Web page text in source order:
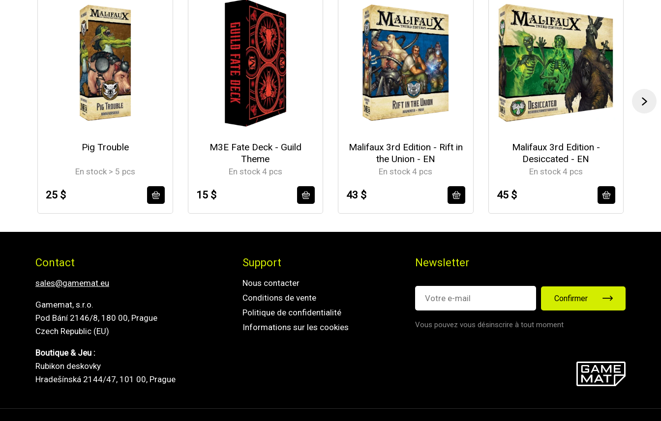
Pig Trouble
En stock > 5 pcs
25 $
M3E Fate Deck - Guild
Theme
En stock 4 pcs
15 $
Malifaux 3rd Edition - Rift in
the Union - EN
En stock 4 pcs
43 $
Malifaux 3rd Edition -
Desiccated - EN
En stock 4 pcs
45 $
Contact
sales@gamemat.eu
Gamemat, s.r.o.
Pod Bání 2146/8, 180 00, Prague
Czech Republic (EU)
Boutique & Jeu :
Rubikon deskovky
Hradešínská 2144/47, 101 00, Prague
Support
Nous contacter
Conditions de vente
Politique de confidentialité
Informations sur les cookies
Newsletter
Confirmer
Vous pouvez vous désinscrire à tout moment